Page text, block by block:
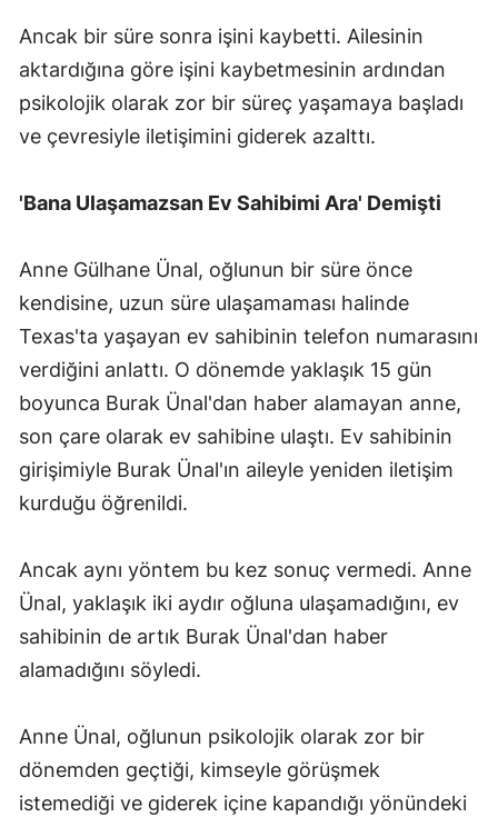
Ancak bir süre sonra işini kaybetti. Ailesinin
aktardığına göre işini kaybetmesinin ardından
psikolojik olarak zor bir süreç yaşamaya başladı
ve çevresiyle iletişimini giderek azalttı.
'Bana Ulaşamazsan Ev Sahibimi Ara' Demişti
Anne Gülhane Ünal, oğlunun bir süre önce
kendisine, uzun süre ulaşamaması halinde
Texas'ta yaşayan ev sahibinin telefon numarasını
verdiğini anlattı. O dönemde yaklaşık 15 gün
boyunca Burak Ünal'dan haber alamayan anne,
son çare olarak ev sahibine ulaştı. Ev sahibinin
girişimiyle Burak Ünal'ın aileyle yeniden iletişim
kurduğu öğrenildi.
Ancak aynı yöntem bu kez sonuç vermedi. Anne
Ünal, yaklaşık iki aydır oğluna ulaşamadığını, ev
sahibinin de artık Burak Ünal'dan haber
alamadığını söyledi.
Anne Ünal, oğlunun psikolojik olarak zor bir
dönemden geçtiği, kimseyle görüşmek
istemediği ve giderek içine kapandığı yönündeki